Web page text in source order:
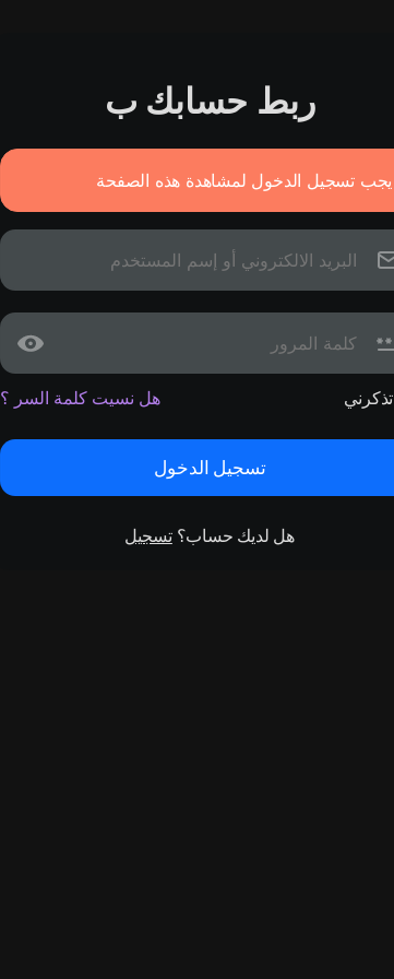
ربط حسابك ب
يجب تسجيل الدخول لمشاهدة هذه الصفحة
تذكرني هل نسيت كلمة السر ؟
تسجيل الدخول
هل لديك حساب؟تسجيل